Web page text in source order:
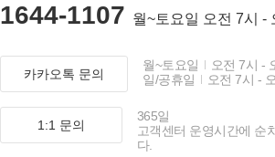
1644-1107 월~토요일 오전 7시 -
카카오톡 문의
월~토요일
오전 7시 -
일/공휴일
오전 7시 -
1:1 문의
365일
고객센터 운영시간에 순
다.